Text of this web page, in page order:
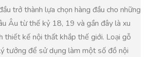
trở thành lựa chọn hàng đầu cho những
Âu từ thế kỷ 18, 19 và gần đây là xu
thiết kế nội thất khắp thế giới. Loại gỗ
tưởng để sử dụng làm một số đồ nội